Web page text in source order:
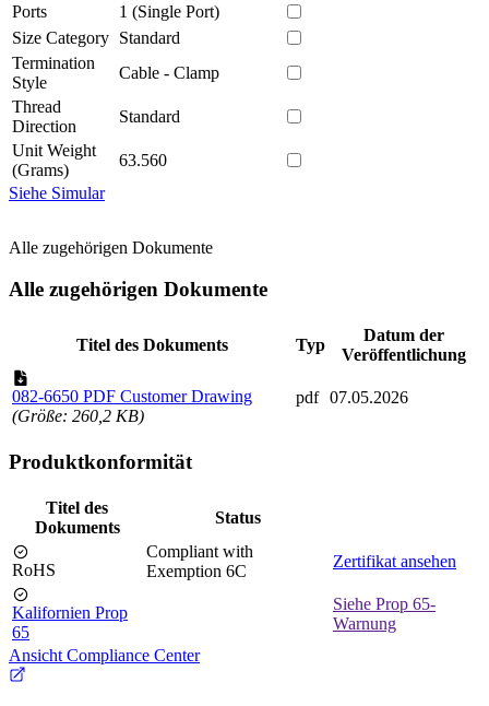
Ports
1 (Single Port)
Size Category Standard
Termination
Style
Cable - Clamp
Thread
Direction
Standard
Unit Weight
(Grams)
63.560
Siehe Simular
Alle zugehörigen Dokumente
Alle zugehörigen Dokumente
Titel des Dokuments Typ
Datum der
Veröffentlichung
082-6650 PDF Customer Drawing
(Größe: 260,2 KB)
pdf 07.05.2026
Produktkonformität
Titel des
Dokuments
Status
RoHS
Compliant with
Exemption 6C
Zertifikat ansehen
Kalifornien Prop
65
Siehe Prop 65-
Warnung
Ansicht Compliance Center